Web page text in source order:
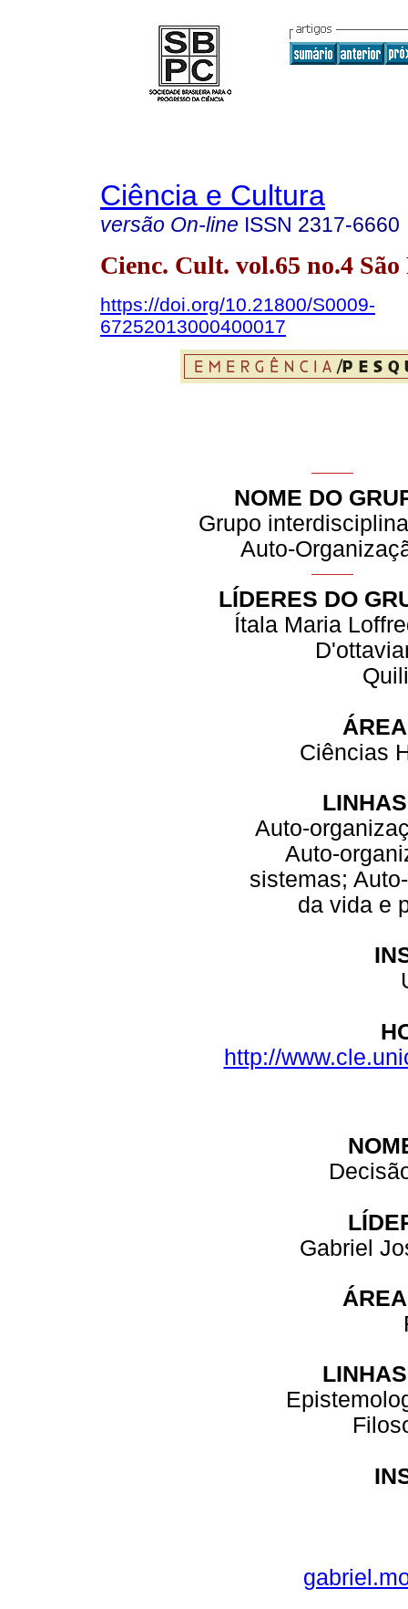
Ciência e Cultura
versão On-line ISSN 2317-6660
Cienc. Cult. vol.65 no.4
https://doi.org/10.21800/S0009-
67252013000400017
NOME DO
Grupo
Auto-
LÍDERES DO
Ítala Maria
Ciências
Auto-
Auto-
sistemas;
da vida e
http://
Gabriel